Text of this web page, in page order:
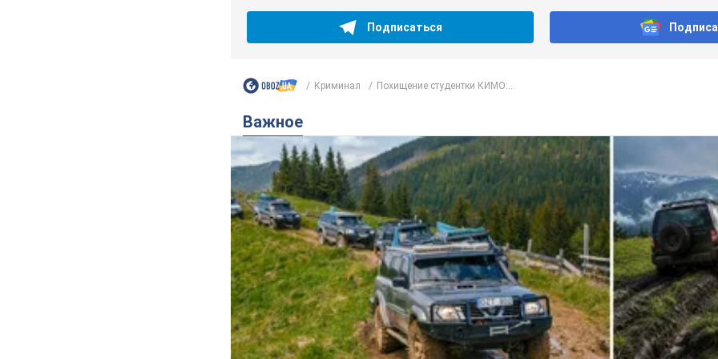
Подписаться
Криминал Похищение студентки КИМО:...
Важное